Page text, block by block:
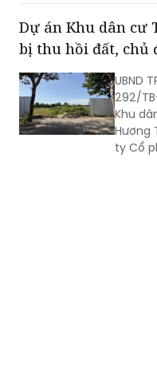
đội
lực,
tế - xã
dân.
Dự án Khu dân cư
bị thu hồi đất, chủ
UBND
292/
Khu
Hương
ty Cổ